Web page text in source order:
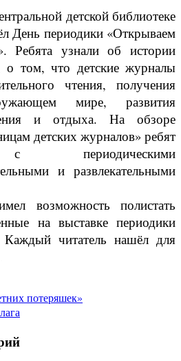
детской библиотеке
День периодики «Открываем
Ребята узнали об истории
о том, что детские журналы
чтения, получения
мире, развития
и отдыха. На обзоре
детских журналов» ребят
периодическими
и развлекательными
возможность полистать
на выставке периодики
читатель нашёл для
потеряшек»